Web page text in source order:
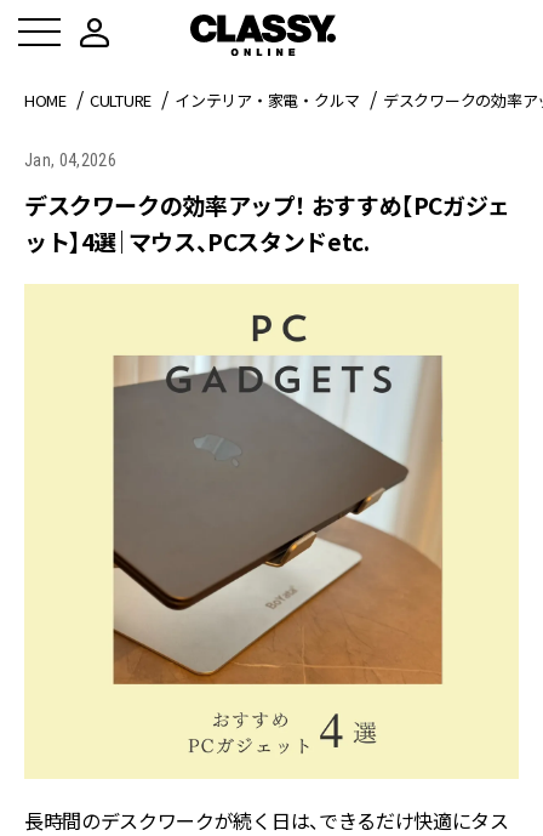
HOME CULTURE インテリア・家電・クルマ デスクワークの効率
Jan, 04,2026
デスクワークの効率アップ！ おすすめ【PCガジェ
ット】4選｜マウス、PCスタンドetc.
長時間のデスクワークが続く日は、できるだけ快適にタス